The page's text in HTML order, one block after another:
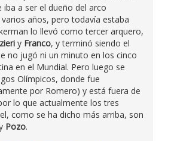
iba a ser el dueño del arco
años, pero todavía estaba
lo llevó como tercer arquero,
y Franco, y terminó siendo el
no jugó ni un minuto en los cinco
en el Mundial. Pero luego se
Olímpicos, donde fue
por Romero) y está fuera de
lo que actualmente los tres
como se ha dicho más arriba, son
Pozo.